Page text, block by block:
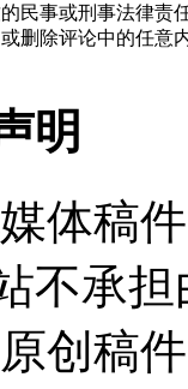
民事或刑事法律责
删除评论中的任意
明
体稿
不承
创稿